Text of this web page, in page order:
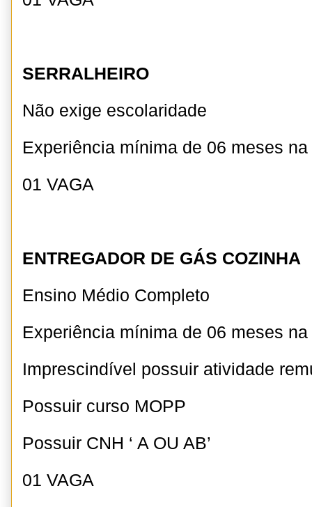
SERRALHEIRO
Não exige escolaridade
Experiência mínima de 06 meses
01 VAGA
ENTREGADOR DE GÁS COZINHA
Ensino Médio Completo
Experiência mínima de 06 meses na
Imprescindível possuir atividade
Possuir curso MOPP
Possuir CNH ‘ A OU AB’
01 VAGA